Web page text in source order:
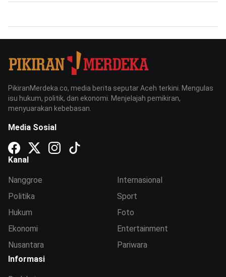
PikiranMerdeka.co, media berita seputar Aceh terkini. Mengulas
isu hukum, politik, dan ekonomi. Menjelajah pemikiran,
menyuarakan kebebasan.
Media Sosial
Kanal
Nanggroe
Politika
Hukum
Ekonomi
Nusantara
Internasional
Sport
Foto
Entertainment
Pariwara
Informasi